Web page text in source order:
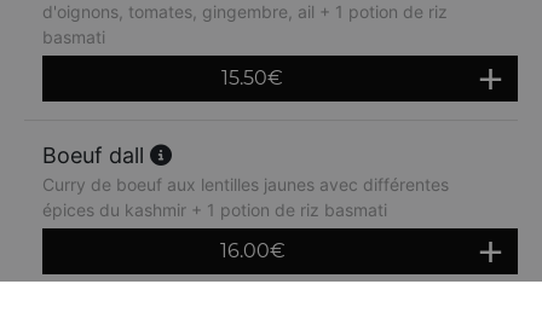
d'oignons, tomates, gingembre, ail + 1 potion de riz
basmati
15.50€
Boeuf dall
Curry de boeuf aux lentilles jaunes avec différentes
épices du kashmir + 1 potion de riz basmati
16.00€